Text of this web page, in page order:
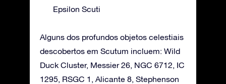
Epsilon Scuti
Alguns dos profundos objetos celestiais
descobertos em Scutum incluem: Wild
Duck Cluster, Messier 26, NGC 6712, IC
1295, RSGC 1, Alicante 8, Stephenson